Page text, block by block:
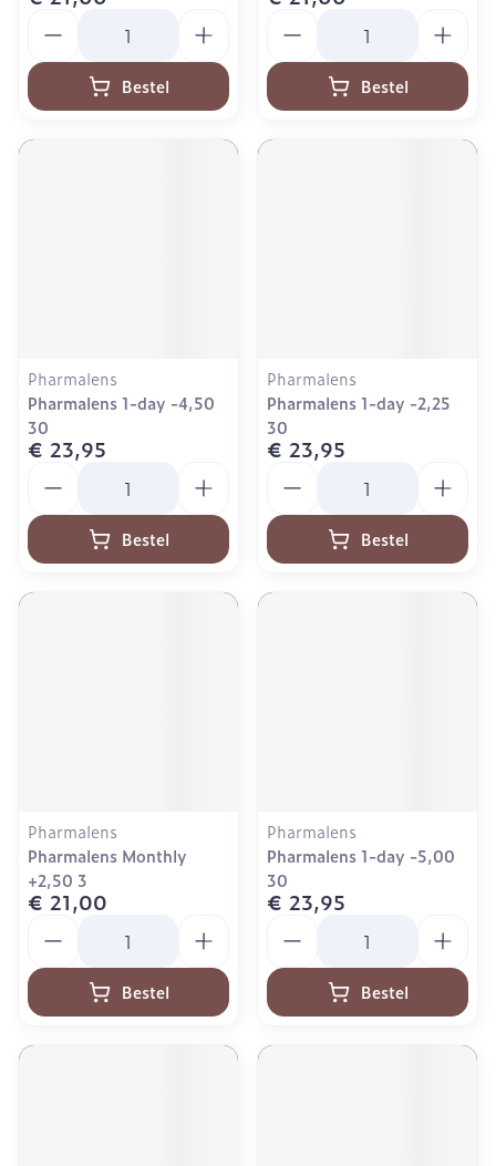
Bestel Bestel
Pharmalens
Pharmalens 1-day -4,50
30
€ 23,95
Bestel
Pharmalens
Pharmalens 1-day -2,25
30
€ 23,95
Bestel
Pharmalens
Pharmalens Monthly
+2,50 3
€ 21,00
Bestel
Pharmalens
Pharmalens 1-day -5,00
30
€ 23,95
Bestel